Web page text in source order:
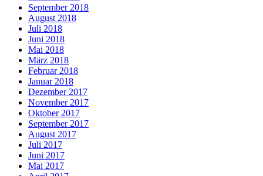
September 2018
August 2018
Juli 2018
Juni 2018
Mai 2018
März 2018
Februar 2018
Januar 2018
Dezember 2017
November 2017
Oktober 2017
September 2017
August 2017
Juli 2017
Juni 2017
Mai 2017